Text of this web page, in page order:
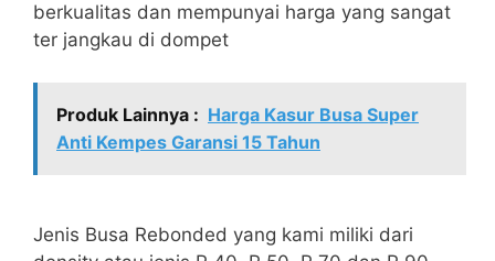
berkualitas dan mempunyai harga yang sangat
ter jangkau di dompet
Produk Lainnya : Harga Kasur Busa Super
Anti Kempes Garansi 15 Tahun
Jenis Busa Rebonded yang kami miliki dari